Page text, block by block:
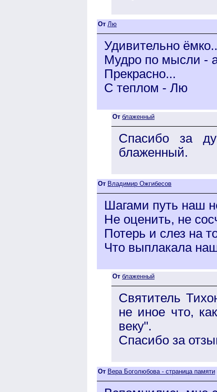
От Лю
Удивительно
Мудро по мысли -
Прекрасно...
С теплом - Лю
От блаженный
Спасибо за
блаженный.
От Владимир Ожгибесов
Шагами путь наш
Не оценить, не
Потерь и слез на
Что выплакала
От блаженный
Святитель
не иное что,
веку".
Спасибо за
От Вера Боголюбова - страница памяти